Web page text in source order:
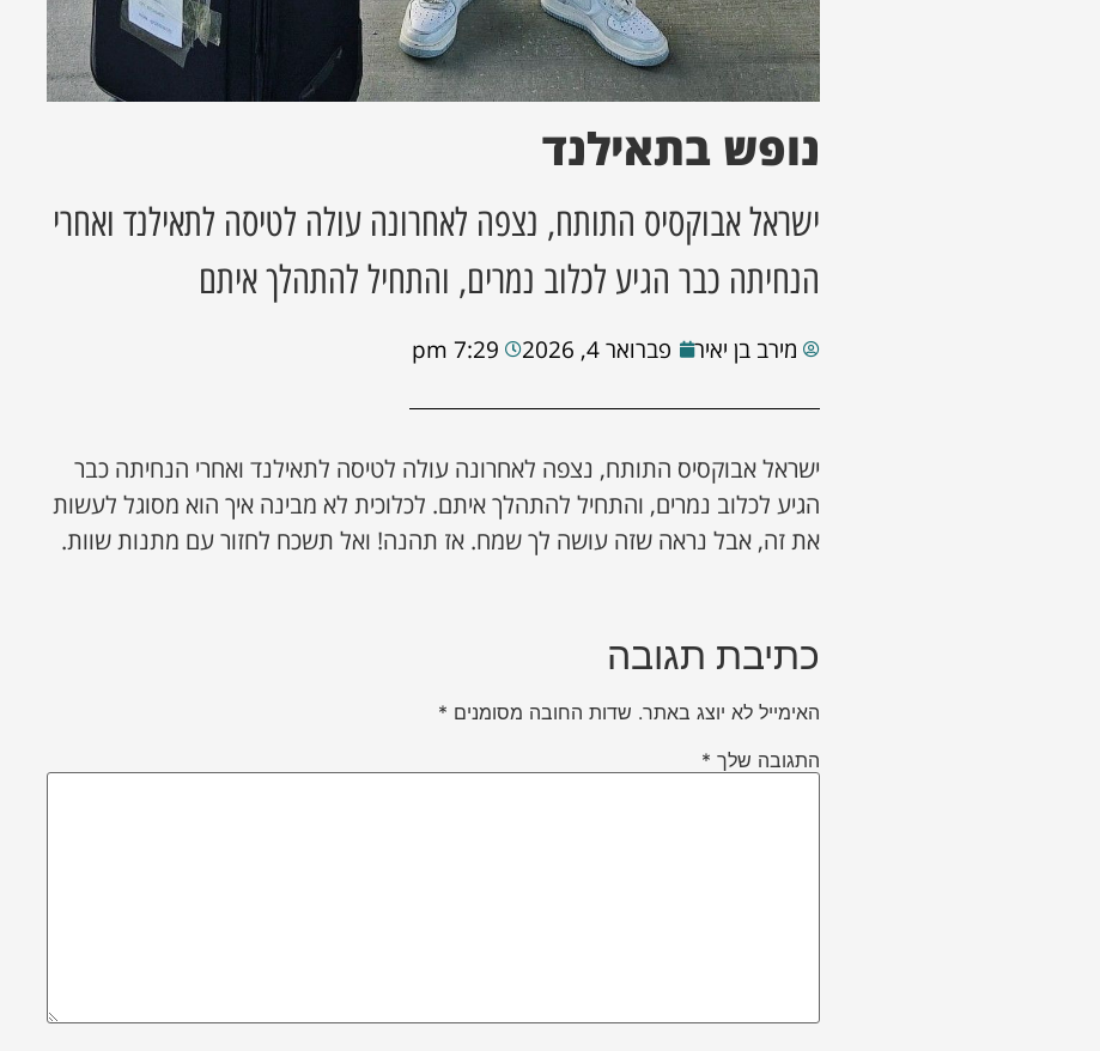
נופש בתאילנד
ישראל אבוקסיס התותח, נצפה לאחרונה עולה לטיסה לתאילנד ואחרי
הנחיתה כבר הגיע לכלוב נמרים, והתחיל להתהלך איתם
מירב בן יאיר פברואר 4, 2026 7:29 pm
ישראל אבוקסיס התותח, נצפה לאחרונה עולה לטיסה לתאילנד ואחרי הנחיתה כבר
הגיע לכלוב נמרים, והתחיל להתהלך איתם. לכלוכית לא מבינה איך הוא מסוגל לעשות
את זה, אבל נראה שזה עושה לך שמח. אז תהנה! ואל תשכח לחזור עם מתנות שוות.
כתיבת תגובה
האימייל לא יוצג באתר. שדות החובה מסומנים *
התגובה שלך *